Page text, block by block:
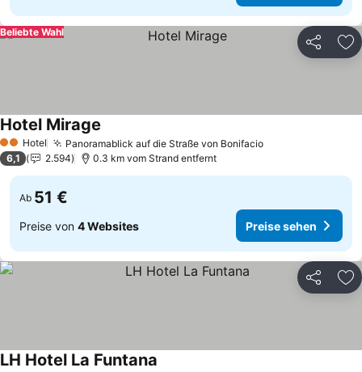
Teilen
Beliebte Wahl
2 Sterne
Hotel Panoramablick auf die Straße von Bonifacio
Hotel Mirage
6,1 2.594 0.3 km vom Strand entfernt
Ab 51 €
Preise von 4 Websites Preise sehen
Teilen
LH Hotel La Funtana